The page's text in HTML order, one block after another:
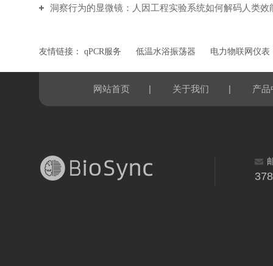
洞察行为的显微镜：人因工程实验系统如何解码人类效
友情链接： qPCR服务 低温水浴振荡器 电力物联网仪表
网站首页 | 关于我们 | 产品